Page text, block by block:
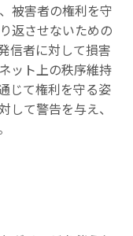
被害者の権利を守
返させないための
信者に対して損害
ット上の秩序維持
じて権利を守る姿
して警告を与え、